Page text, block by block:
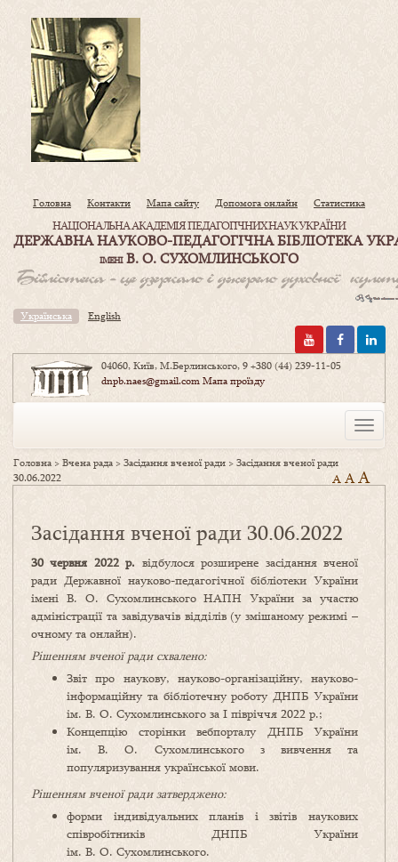
Головна Контакти Мапа сайту Допомога онлайн Статистика
НАЦІОНАЛЬНА АКАДЕМІЯ ПЕДАГОГІЧНИХ НАУК УКРАЇНИ
ДЕРЖАВНА НАУКОВО-ПЕДАГОГІЧНА БІБЛІОТЕКА
ІМЕНІВ. О. СУХОМЛИНСЬКОГО
Українська English
04060, Київ, М.Берлинського, 9+380 (44) 239-11-05
dnpb.naes@gmail.comМапа проїзду
Toggle
Головна >Вчена рада >Засідання вченої ради >Засідання вченої ради
30.06.2022
A AA
Засідання вченої ради 30.06.2022
30 червня 2022 р. відбулося розширене засідання вченої
ради Державної науково-педагогічної бібліотеки України
імені В. О. Сухомлинського НАПН України за участю
адміністрації та завідувачів відділів (у змішаному режимі –
очному та онлайн).
Рішенням вченої ради схвалено:
Звіт про наукову, науково-організаційну, науково-
інформаційну та бібліотечну роботу ДНПБ України
ім. В. О. Сухомлинського за І півріччя 2022 р.;
Концепцію сторінки вебпорталу ДНПБ України
ім. В. О. Сухомлинського з вивчення та
популяризування української мови.
Рішенням вченої ради затверджено:
форми індивідуальних планів і звітів наукових
співробітників ДНПБ України
ім. В. О. Сухомлинського.